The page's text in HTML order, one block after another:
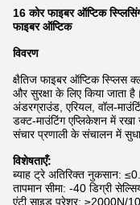
16 कोर फाइबर ऑप्टिक
फाइबर ऑप्टिक
विवरण
क्षैतिज फाइबर ऑप्टिक स्प्लिस
और सुरक्षा के लिए किया जाता
अंडरग्राउंड, एरियल, वॉल-
डक्ट-माउंटिंग एप्लिकेशन में
संचार प्रणाली के संचालन में
विशेषताएँ:
ब्याह ट्रे अतिरिक्त नुकसान:
तापमान सीमा: -40 डिग्री
एंटी साइड प्रेशर: ≥2000N/